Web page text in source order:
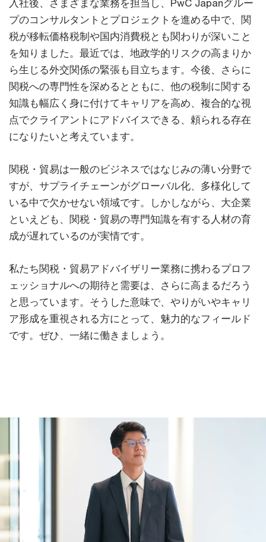
入社後、さまざまな業務を担当し、PwC Japanグルー
プのコンサルタントとプロジェクトを進める中で、関
税が移転価格税制や国内消費税とも関わりが深いこと
を知りました。最近では、地政学的リスクの高まりか
ら生じる外交関係の緊張も目立ちます。今後、さらに
関税への専門性を深めるとともに、他の税制に関する
知識も幅広く身に付けてキャリアを高め、複合的な視
点でクライアントにアドバイスできる、頼られる存在
になりたいと考えています。
関税・貿易は一般のビジネスではなじみの薄い分野で
すが、サプライチェーンがグローバル化、多様化して
いる中で欠かせない領域です。しかしながら、大企業
といえども、関税・貿易の専門知識を有する人材の育
成が遅れているのが実情です。
私たち関税・貿易アドバイザリー業務に携わるプロフ
ェッショナルへの期待と需要は、さらに高まるだろう
と思っています。そうした意味で、やりがいやキャリ
ア形成を重視される方にとって、魅力的なフィールド
です。ぜひ、一緒に働きましょう。